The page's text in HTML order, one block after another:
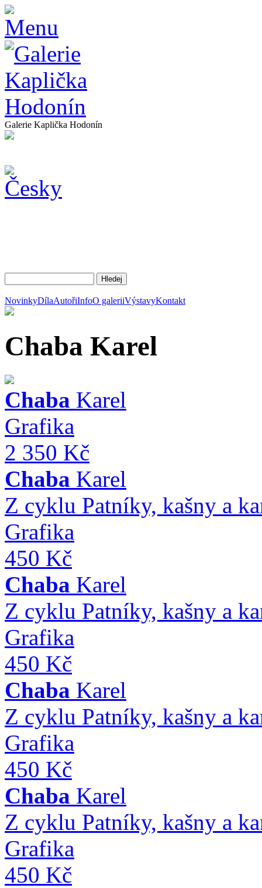
Galerie Kaplička Hodonín
NovinkyDílaAutořiInfoO galeriiVýstavyKontakt
Chaba Karel
Chaba Karel
Grafika
2 350 Kč
Chaba Karel
Z cyklu Patníky, kašny a
Grafika
450 Kč
Chaba Karel
Z cyklu Patníky, kašny a
Grafika
450 Kč
Chaba Karel
Z cyklu Patníky, kašny a
Grafika
450 Kč
Chaba Karel
Z cyklu Patníky, kašny a
Grafika
450 Kč